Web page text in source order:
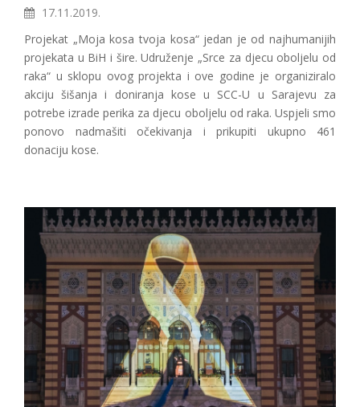
17.11.2019.
Projekat „Moja kosa tvoja kosa“ jedan je od najhumanijih
projekata u BiH i šire. Udruženje „Srce za djecu oboljelu od
raka“ u sklopu ovog projekta i ove godine je organiziralo
akciju šišanja i doniranja kose u SCC-U u Sarajevu za
potrebe izrade perika za djecu oboljelu od raka. Uspjeli smo
ponovo nadmašiti očekivanja i prikupiti ukupno 461
donaciju kose.